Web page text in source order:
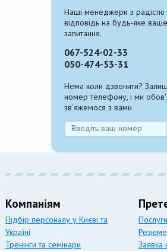
Наші менеджери з радістю
відповідь на будь-яке ваше
запитання.
067-524-02-33
050-474-53-31
Нема коли дзвонити?
номер телефону, і ми
зв'яжемося з вами
Компаніям
Підбір персоналу у Києві та
Україні
Тренінги та семінари
Заявка